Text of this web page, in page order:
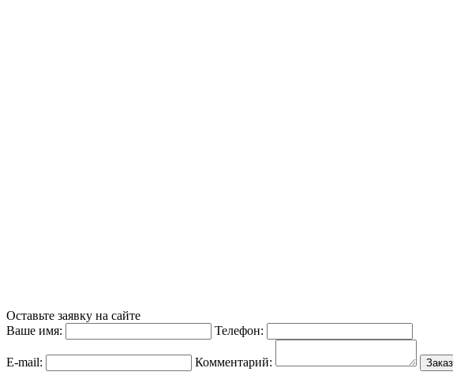
Оставьте заявку на сайте
Ваше имя:
Телефон:
E-mail: Комментарий: